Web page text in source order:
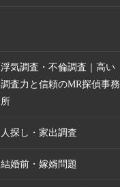
浮気調査・不倫調査｜高い
調査力と信頼のMR探偵事務
所
人探し・家出調査
結婚前・嫁婿問題